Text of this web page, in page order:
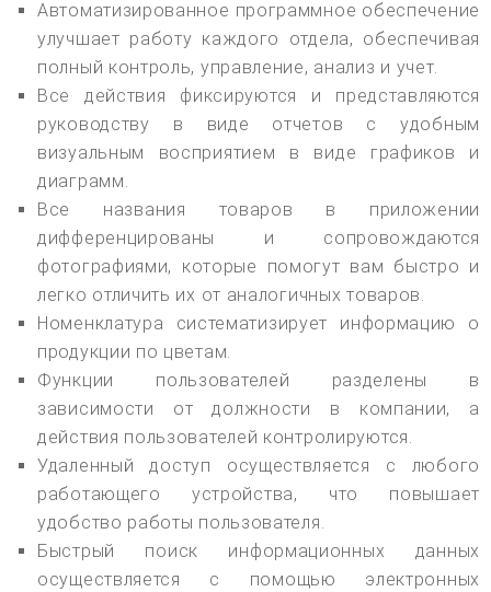
Автоматизированное программное обеспечение
улучшает работу каждого отдела, обеспечивая
полный контроль, управление, анализ и учет.
Все действия фиксируются и представляются
руководству в виде отчетов с удобным
визуальным восприятием в виде графиков и
диаграмм.
Все названия товаров в приложении
дифференцированы и сопровождаются
фотографиями, которые помогут вам быстро и
легко отличить их от аналогичных товаров.
Номенклатура систематизирует информацию о
продукции по цветам.
Функции пользователей разделены в
зависимости от должности в компании, а
действия пользователей контролируются.
Удаленный доступ осуществляется с любого
работающего устройства, что повышает
удобство работы пользователя.
Быстрый поиск информационных данных
осуществляется с помощью электронных